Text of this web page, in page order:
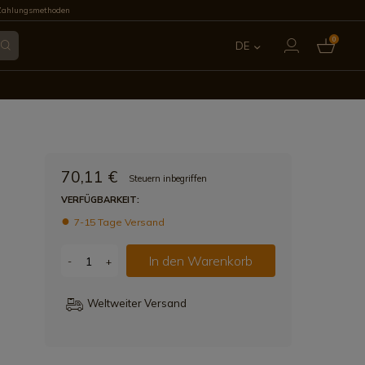
DE 0
70,11 €
Steuern inbegriffen
VERFÜGBARKEIT:
7-15 Tage Versand
- + In den Warenkorb
Weltweiter Versand